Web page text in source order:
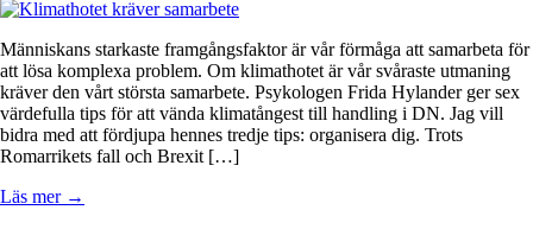
Människans starkaste framgångsfaktor är vår förmåga att samarbeta för
att lösa komplexa problem. Om klimathotet är vår svåraste utmaning
kräver den vårt största samarbete. Psykologen Frida Hylander ger sex
värdefulla tips för att vända klimatångest till handling i DN. Jag vill
bidra med att fördjupa hennes tredje tips: organisera dig. Trots
Romarrikets fall och Brexit […]
Läs mer →